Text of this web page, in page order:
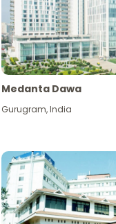
Medanta Dawa
Gurugram,India